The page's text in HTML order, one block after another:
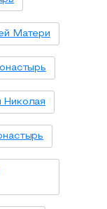
Матери
Николая